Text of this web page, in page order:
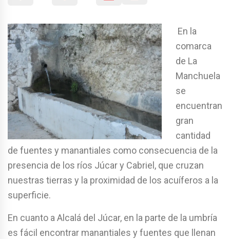
En la
comarca
de La
Manchuela
se
encuentran
gran
cantidad
de fuentes y manantiales como consecuencia de la
presencia de los ríos Júcar y Cabriel, que cruzan
nuestras tierras y la proximidad de los acuíferos a la
superficie.
En cuanto a Alcalá del Júcar, en la parte de la umbría
es fácil encontrar manantiales y fuentes que llenan